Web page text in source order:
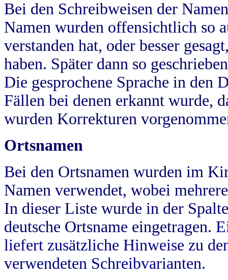
Bei den Schreibweisen der
Namen wurden offensichtlich so
verstanden hat, oder besser
haben. Später dann so
Die gesprochene Sprache in
Fällen bei denen erkannt wurde,
wurden Korrekturen
Ortsnamen
Bei den Ortsnamen wurden im
Namen verwendet, wobei
In dieser Liste wurde in der
deutsche Ortsname eingetragen.
liefert zusätzliche Hinweise zu
verwendeten Schreibvarianten.